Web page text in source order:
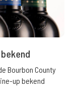
Bourbon County
up bekend